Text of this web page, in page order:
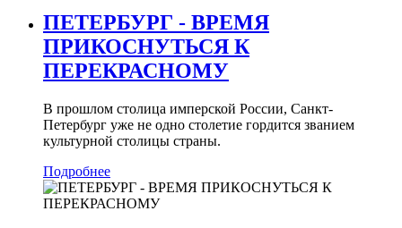
ПЕТЕРБУРГ - ВРЕМЯ
ПРИКОСНУТЬСЯ К
ПЕРЕКРАСНОМУ
В прошлом столица имперской России, Санкт-
Петербург уже не одно столетие гордится званием
культурной столицы страны.
Подробнее